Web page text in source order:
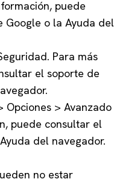
puede
Google o la Ayuda del
Para más
el soporte de
Opciones > Avanzado
puede consultar el
del navegador.
no estar